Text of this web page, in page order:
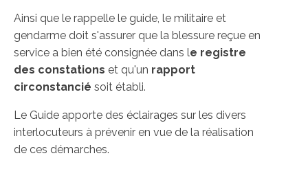
Ainsi que le rappelle le guide, le militaire et
gendarme doit s'assurer que la blessure reçue en
service a bien été consignée dans le registre
des constations et qu'un rapport
circonstancié soit établi.
Le Guide apporte des éclairages sur les divers
interlocuteurs à prévenir en vue de la réalisation
de ces démarches.